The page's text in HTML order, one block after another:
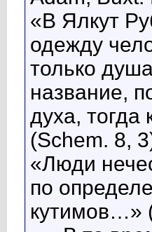
«В Ялкут
одежду
только
название,
духа, тогда
(Schem. 8,
«Люди
по
кутимов…»